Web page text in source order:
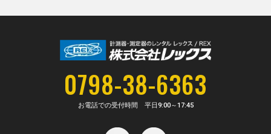
0798-38-6363
お電話での受付時間 平日9:00～17:45